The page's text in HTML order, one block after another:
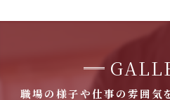
職場の様子や仕事の雰囲気